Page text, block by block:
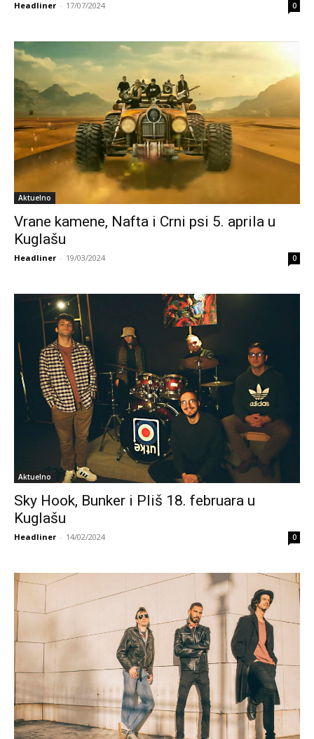
Headliner - 17/07/2024 0
Aktuelno
Vrane kamene, Nafta i Crni psi 5. aprila u
Kuglašu
Headliner - 19/03/2024 0
Aktuelno
Sky Hook, Bunker i Pliš 18. februara u
Kuglašu
Headliner - 14/02/2024 0